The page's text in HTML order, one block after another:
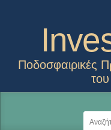
Ποδοσφαιρικές